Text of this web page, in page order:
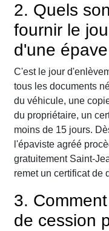
2. Quels
fournir le
d'une
C'est le jour
tous les documents
du véhicule, une
du propriétaire, un
moins de 15 jours.
l'épaviste agréé
gratuitement Saint-
remet un certificat de
3.
de cession